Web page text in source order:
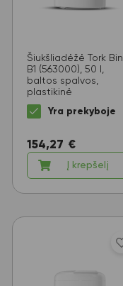
Šiukšliadėžė Tork Bin
B1 (563000), 50 l,
baltos spalvos,
plastikinė
Yra prekyboje
154,27 €
Į krepšelį